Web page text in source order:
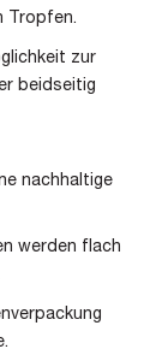
Tropfen.
zur
beidseitig
nachhaltige
werden flach